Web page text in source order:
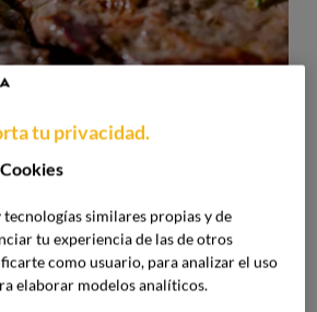
carne
hablamos del punto de la carne se
de ternera o cerdo de unos 4
que la carne se encuentre a
tu privacidad.
similares propias y de
tu experiencia de las de otros
como usuario, para analizar el uso
elaborar modelos analíticos.